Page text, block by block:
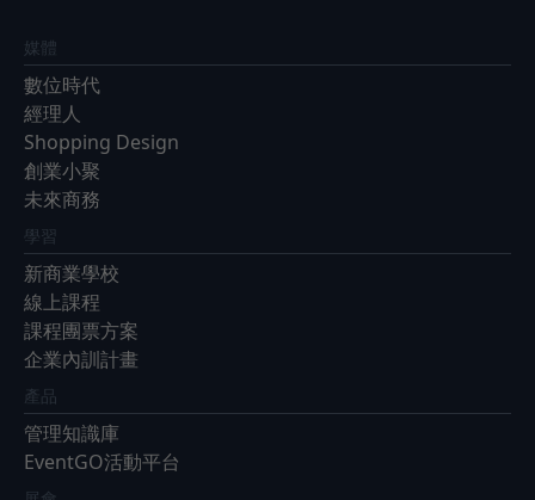
媒體
數位時代
經理人
Shopping Design
創業小聚
未來商務
學習
新商業學校
線上課程
課程團票方案
企業內訓計畫
產品
管理知識庫
EventGO活動平台